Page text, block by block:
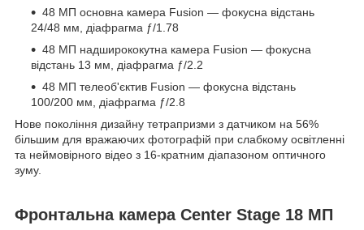
48 МП основна камера Fusion — фокусна відстань
24/48 мм, діафрагма ƒ/1.78
48 МП надширококутна камера Fusion — фокусна
відстань 13 мм, діафрагма ƒ/2.2
48 МП телеоб'єктив Fusion — фокусна відстань
100/200 мм, діафрагма ƒ/2.8
Нове покоління дизайну тетрапризми з датчиком на 56%
більшим для вражаючих фотографій при слабкому освітленні
та неймовірного відео з 16-кратним діапазоном оптичного
зуму.
Фронтальна камера Center Stage 18 МП